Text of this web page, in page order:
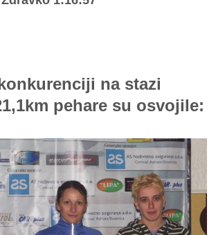
na stazi
pehare su osvojile: